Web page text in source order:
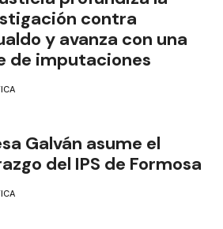
contra
y avanza con una
de imputaciones
Galván asume el
del IPS de Formosa